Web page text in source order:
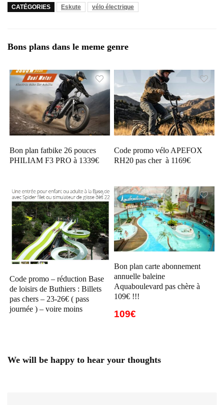
CATÉGORIES Eskute vélo électrique
Bons plans dans le meme genre
Bon plan fatbike 26 pouces
PHILIAM F3 PRO à 1339€
Code promo vélo APEFOX
RH20 pas cher à 1169€
Code promo – réduction Base
de loisirs de Buthiers : Billets
pas chers – 23-26€ ( pass
journée ) – voire moins
Bon plan carte abonnement
annuelle baleine
Aquaboulevard pas chère à
109€ !!!
109€
We will be happy to hear your thoughts